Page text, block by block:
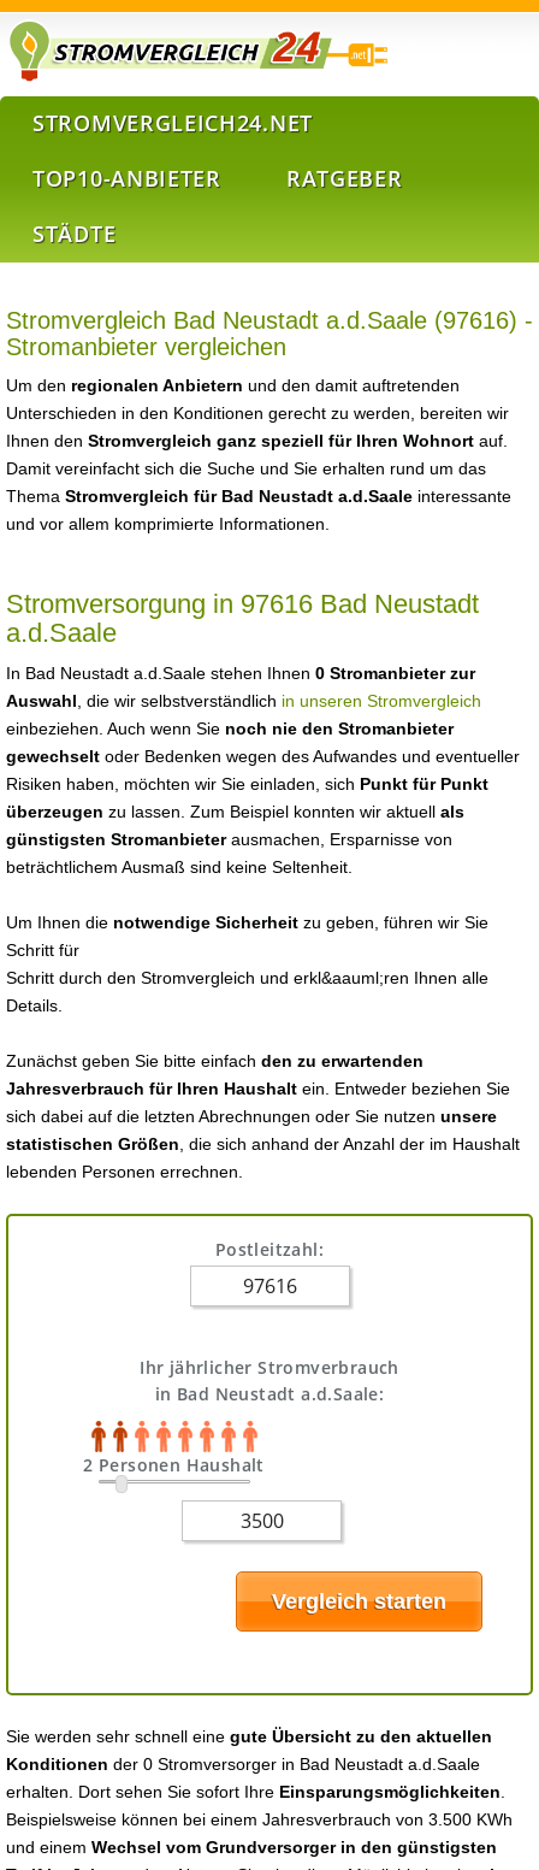
STROMVERGLEICH24.NET
TOP10-ANBIETER
RATGEBER
STÄDTE
Stromvergleich Bad Neustadt a.d.Saale (97616) -
Stromanbieter vergleichen
Um den regionalen Anbietern und den damit auftretenden
Unterschieden in den Konditionen gerecht zu werden, bereiten wir
Ihnen den Stromvergleich ganz speziell für Ihren Wohnort auf.
Damit vereinfacht sich die Suche und Sie erhalten rund um das
Thema Stromvergleich für Bad Neustadt a.d.Saale interessante
und vor allem komprimierte Informationen.
Stromversorgung in 97616 Bad Neustadt
a.d.Saale
In Bad Neustadt a.d.Saale stehen Ihnen 0 Stromanbieter zur
Auswahl , die wir selbstverständlich in unseren Stromvergleich
einbeziehen. Auch wenn Sie noch nie den Stromanbieter
gewechselt oder Bedenken wegen des Aufwandes und eventueller
Risiken haben, möchten wir Sie einladen, sich Punkt für Punkt
überzeugen zu lassen. Zum Beispiel konnten wir aktuell als
günstigsten Stromanbieterausmachen, Ersparnisse von
beträchtlichem Ausmaß sind keine Seltenheit.
Um Ihnen die notwendige Sicherheit zu geben, führen wir Sie
Schritt für
Schritt durch den Stromvergleich und erkl&aauml;ren Ihnen alle
Details.
Zunächst geben Sie bitte einfach den zu erwartenden
Jahresverbrauch für Ihren Haushalt ein. Entweder beziehen Sie
sich dabei auf die letzten Abrechnungen oder Sie nutzen unsere
statistischen Größen , die sich anhand der Anzahl der im Haushalt
lebenden Personen errechnen.
Postleitzahl:
Ihr jährlicher Stromverbrauch
in Bad Neustadt a.d.Saale:
2 Personen Haushalt
Sie werden sehr schnell eine gute Übersicht zu den aktuellen
Konditionen der 0 Stromversorger in Bad Neustadt a.d.Saale
erhalten. Dort sehen Sie sofort Ihre Einsparungsmöglichkeiten
Beispielsweise können bei einem Jahresverbrauch von 3.500 KWh
und einem Wechsel vom Grundversorger in den günstigsten